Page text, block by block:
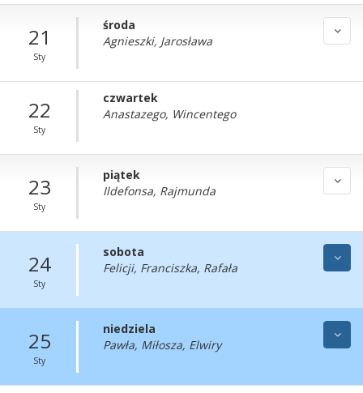
21
Sty
środa
Agnieszki, Jarosława
22
Sty
czwartek
Anastazego, Wincentego
23
Sty
piątek
Ildefonsa, Rajmunda
24
Sty
sobota
Felicji, Franciszka, Rafała
25
Sty
niedziela
Pawła, Miłosza, Elwiry